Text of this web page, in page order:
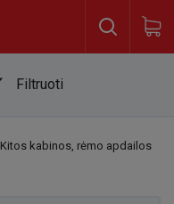
Filtruoti
Kitos kabinos, rėmo apdailos